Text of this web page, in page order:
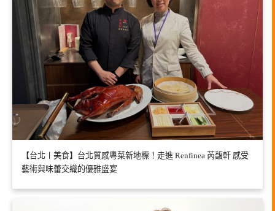
【台北〡美食】台北質感粵菜新地標！走進 Renfinea 芮馥軒 感受
藝術與味蕾交織的優雅盛宴